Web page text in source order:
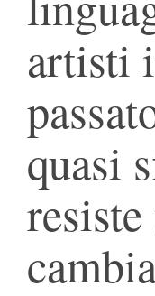
artisti
quasi